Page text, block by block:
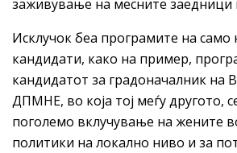
заживување на месните заедници
Исклучок беа програмите на само
кандидати, како на пример,
кандидатот за градоначалник на
ДПМНЕ, во која тој меѓу другото,
поголемо вклучување на жените
политики на локално ниво и за